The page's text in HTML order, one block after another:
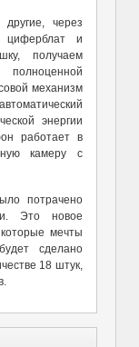
через
циферблат и
получаем
механизм
энергии
работает в
камеру с
потрачено
Это новое
мечты
сделано
18 штук,